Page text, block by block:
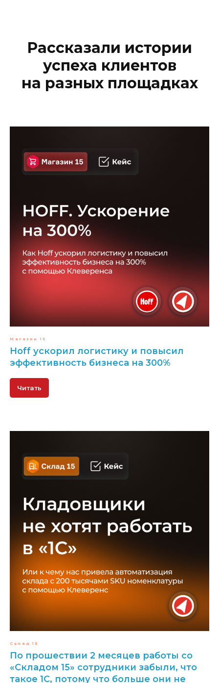
Рассказали истории
успеха клиентов
на разных площадках
Магазин 15
Hoff ускорил логистику и повысил
эффективность бизнеса на 300%
Читать
Склад 15
По прошествии 2 месяцев работы со
«Складом 15» сотрудники забыли, что
такое 1С, потому что больше они не